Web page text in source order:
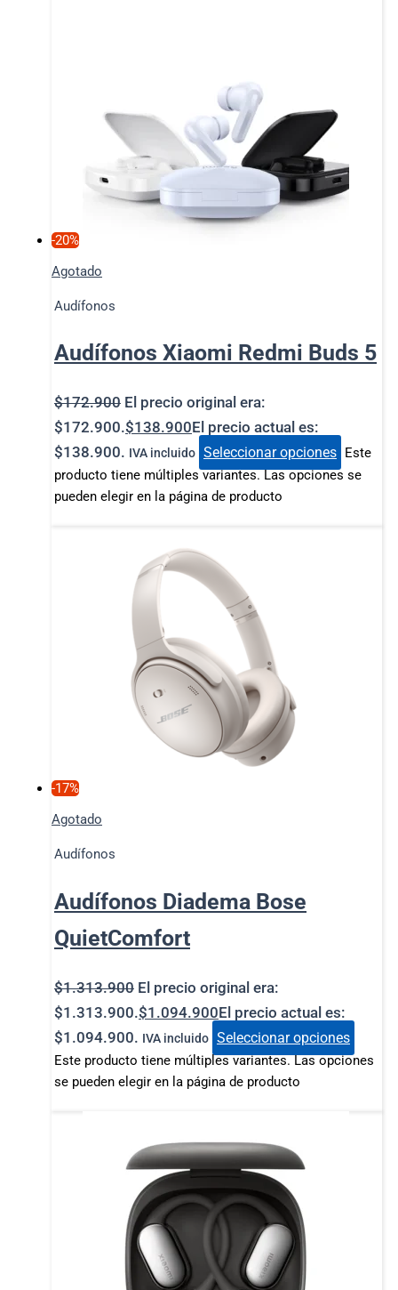
-20%
Agotado
Audífonos
Audífonos Xiaomi Redmi Buds 5
$172.900 El precio original era:
$172.900.$138.900El precio actual es:
$138.900. IVA incluido Seleccionar opciones Este
producto tiene múltiples variantes. Las opciones se
pueden elegir en la página de producto
-17%
Agotado
Audífonos
Audífonos Diadema Bose
QuietComfort
$1.313.900 El precio original era:
$1.313.900.$1.094.900El precio actual es:
$1.094.900. IVA incluido Seleccionar opciones
Este producto tiene múltiples variantes. Las opciones
se pueden elegir en la página de producto